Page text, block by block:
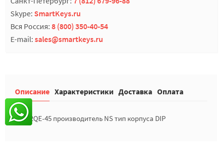
Skype: SmartKeys.ru
Вся Россия: 8 (800) 350-40-54
E-mail: sales@smartkeys.ru
Описание Характеристики Доставка Оплата
27C32QE-45 производитель NS тип корпуса DIP